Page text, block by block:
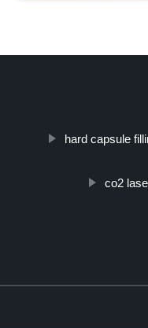
hard capsule
co2